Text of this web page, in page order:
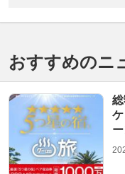
おすすめのニ